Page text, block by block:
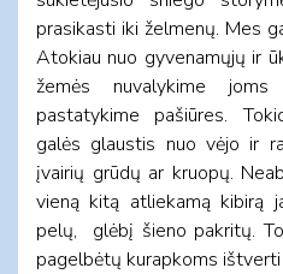
prasikasti iki želmenų. Mes
Atokiau nuo gyvenamųjų ir
žemės nuvalykime
pastatykime pašiūres.
galės glaustis nuo vėjo ir
įvairių grūdų ar kruopų.
vieną kitą atliekamą kibirą
pelų, glėbį šieno pakritų.
pagelbėtų kurapkoms